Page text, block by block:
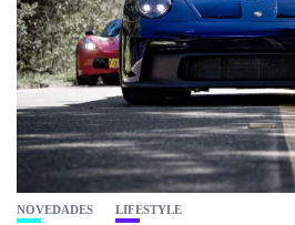
NOVEDADES LIFESTYLE